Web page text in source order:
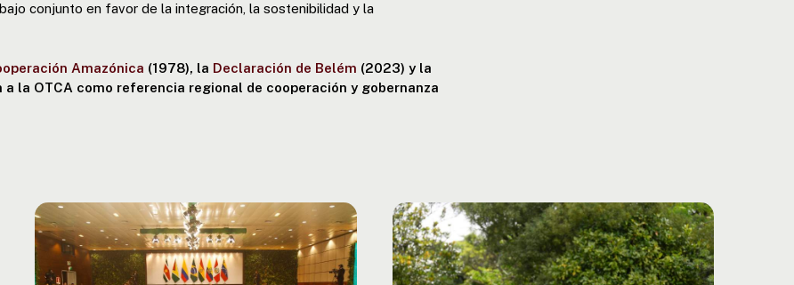
conjunto en favor de la integración, la sostenibilidad y la
Amazónica (1978), la Declaración de Belém (2023) y la
la OTCA como referencia regional de cooperación y gobernanza